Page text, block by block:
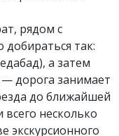
рядом с
так:
а затем
дорога занимает
до ближайшей
всего несколько
экскурсионного